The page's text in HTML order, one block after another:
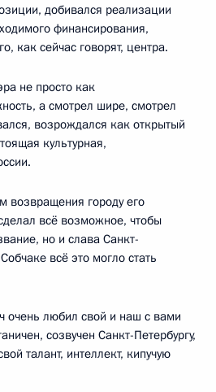
добивался реализации
финансирования,
как сейчас говорят, центра.
не просто как
а смотрел шире, смотрел
возрождался как открытый
культурная,
возвращения городу его
всё возможное, чтобы
но и слава Санкт-
всё это могло стать
очень любил свой и наш с вами
созвучен Санкт-Петербургу,
талант, интеллект, кипучую